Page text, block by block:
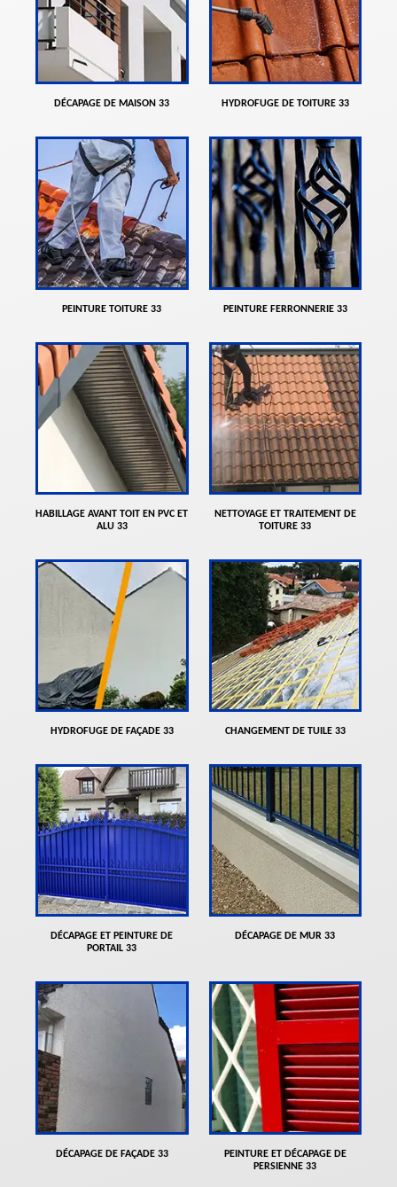
DÉCAPAGE DE MAISON 33 HYDROFUGE DE TOITURE 33
PEINTURE TOITURE 33 PEINTURE FERRONNERIE 33
HABILLAGE AVANT TOIT EN PVC ET
ALU 33
NETTOYAGE ET TRAITEMENT DE
TOITURE 33
HYDROFUGE DE FAÇADE 33 CHANGEMENT DE TUILE 33
DÉCAPAGE ET PEINTURE DE
PORTAIL 33
DÉCAPAGE DE MUR 33
DÉCAPAGE DE FAÇADE 33
PEINTURE ET DÉCAPAGE DE
PERSIENNE 33